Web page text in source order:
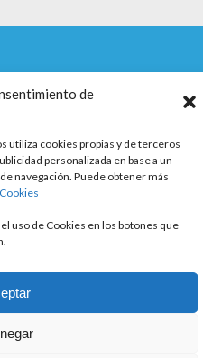
de
utiliza cookies propias y de terceros
personalizada en base a un
navegación. Puede obtener más
uso de Cookies en los botones que
cookies
privacidad